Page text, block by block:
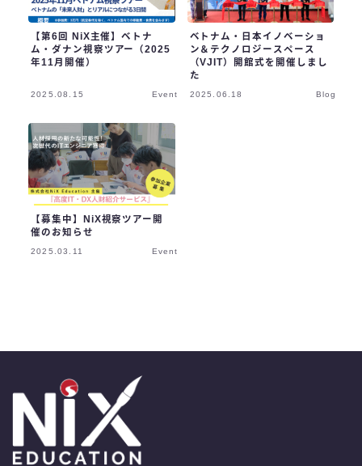
【第6回 NiX主催】ベトナ
ム・ダナン視察ツアー（2025
年11月開催）
2025.08.15 Event
ベトナム・日本イノベーショ
ン＆テクノロジースペース
（VJIT）開館式を開催しまし
た
2025.06.18 Blog
【募集中】NiX視察ツアー開
催のお知らせ
2025.03.11 Event